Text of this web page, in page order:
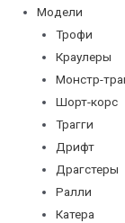
Модели
Трофи
Краулеры
Монстр-
Шорт-корс
Трагги
Дрифт
Драгстеры
Ралли
Катера